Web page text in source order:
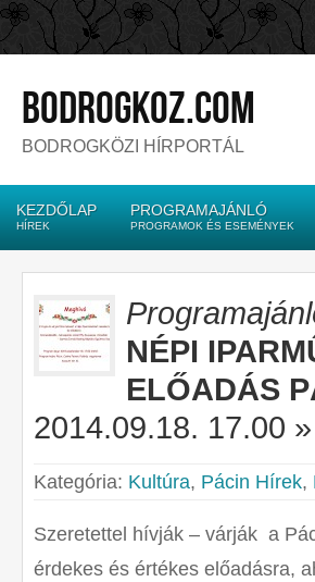
bodrogkoz.com
BODROGKÖZI HÍRPORTÁL
KEZDŐLAP
HÍREK
PROGRAMAJÁNLÓ
PROGRAMOK ÉS ESEMÉNYEK
NÉPI
ELŐADÁS
2014.09.18. 17.00
Kategória: Kultúra, Pácin Hírek,
Szeretettel hívják – várják a
érdekes és értékes előadásra,